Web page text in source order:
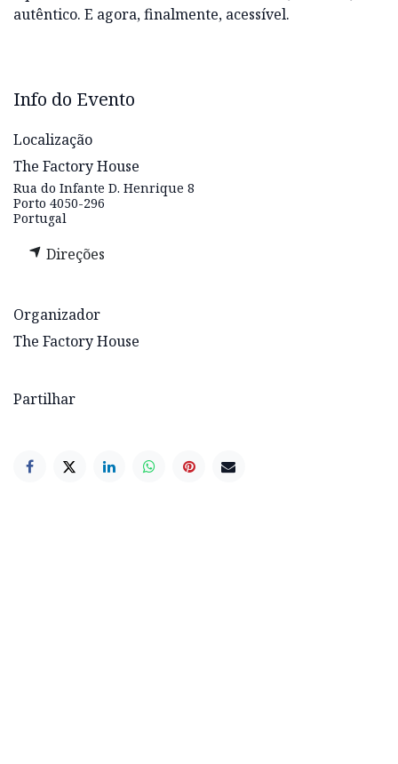
autêntico. E agora, finalmente, acessível.
Info do Evento
Localização
The Factory House
Rua do Infante D. Henrique 8
Porto 4050-296
Portugal
Direções
Organizador
The Factory House
Partilhar